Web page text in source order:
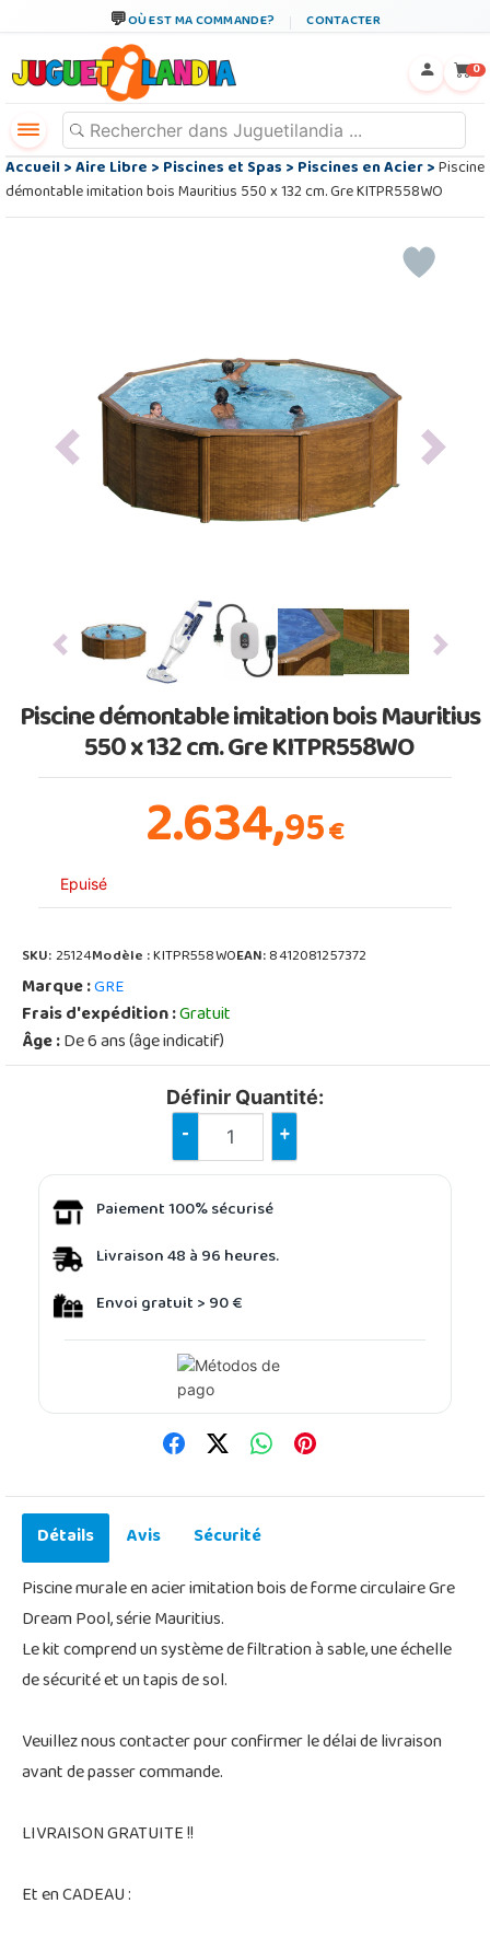
OÙ EST MA COMMANDE? CONTACTER
0
Accueil>Aire Libre>Piscines et Spas>Piscines en Acier>Piscine
démontable imitation bois Mauritius 550 x 132 cm. Gre KITPR558WO
Previous Next
Previous Next
Piscine démontable imitation bois Mauritius
550 x 132 cm. Gre KITPR558WO
2.634,95€
Epuisé
SKU:25124Modèle :KITPR558WOEAN:8412081257372
Marque :GRE
Frais d'expédition :Gratuit
Âge :De 6 ans (âge indicatif)
Définir Quantité:
- +
Paiement 100% sécurisé
Livraison 48 à 96 heures.
Envoi gratuit > 90 €
Détails Avis
Sécurité
Piscine murale en acier imitation bois de forme circulaire Gre
Dream Pool, série Mauritius.
Le kit comprend un système de filtration à sable, une échelle
de sécurité et un tapis de sol.
Veuillez nous contacter pour confirmer le délai de livraison
avant de passer commande.
LIVRAISON GRATUITE !!
Et en CADEAU :